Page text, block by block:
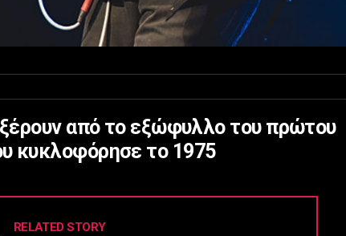
από το εξώφυλλο του πρώτου
κυκλοφόρησε το 1975
RELATED STORY